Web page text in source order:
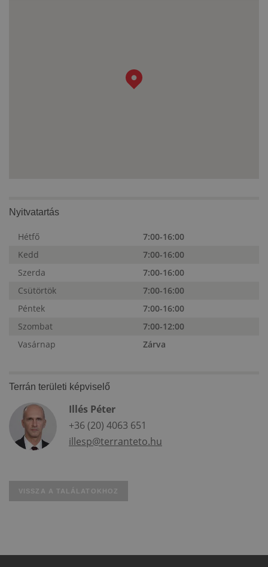
Nyitvatartás
Hétfő
7:00-16:00
Kedd
7:00-16:00
Szerda
7:00-16:00
Csütörtök
7:00-16:00
Péntek
7:00-16:00
Szombat
7:00-12:00
Vasárnap
Zárva
Terrán területi képviselő
Illés Péter
+36 (20) 4063 651
illesp@terranteto.hu
VISSZA A TALÁLATOKHOZ